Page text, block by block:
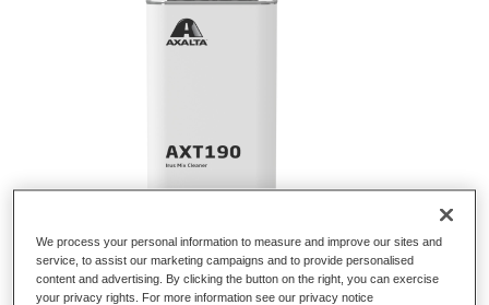
We process your personal information to measure and improve our sites and
service, to assist our marketing campaigns and to provide personalised
content and advertising. By clicking the button on the right, you can exercise
your privacy rights. For more information see our privacy notice